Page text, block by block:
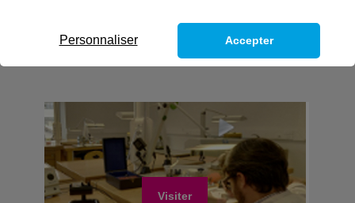
Visiter
Personnaliser Accepter